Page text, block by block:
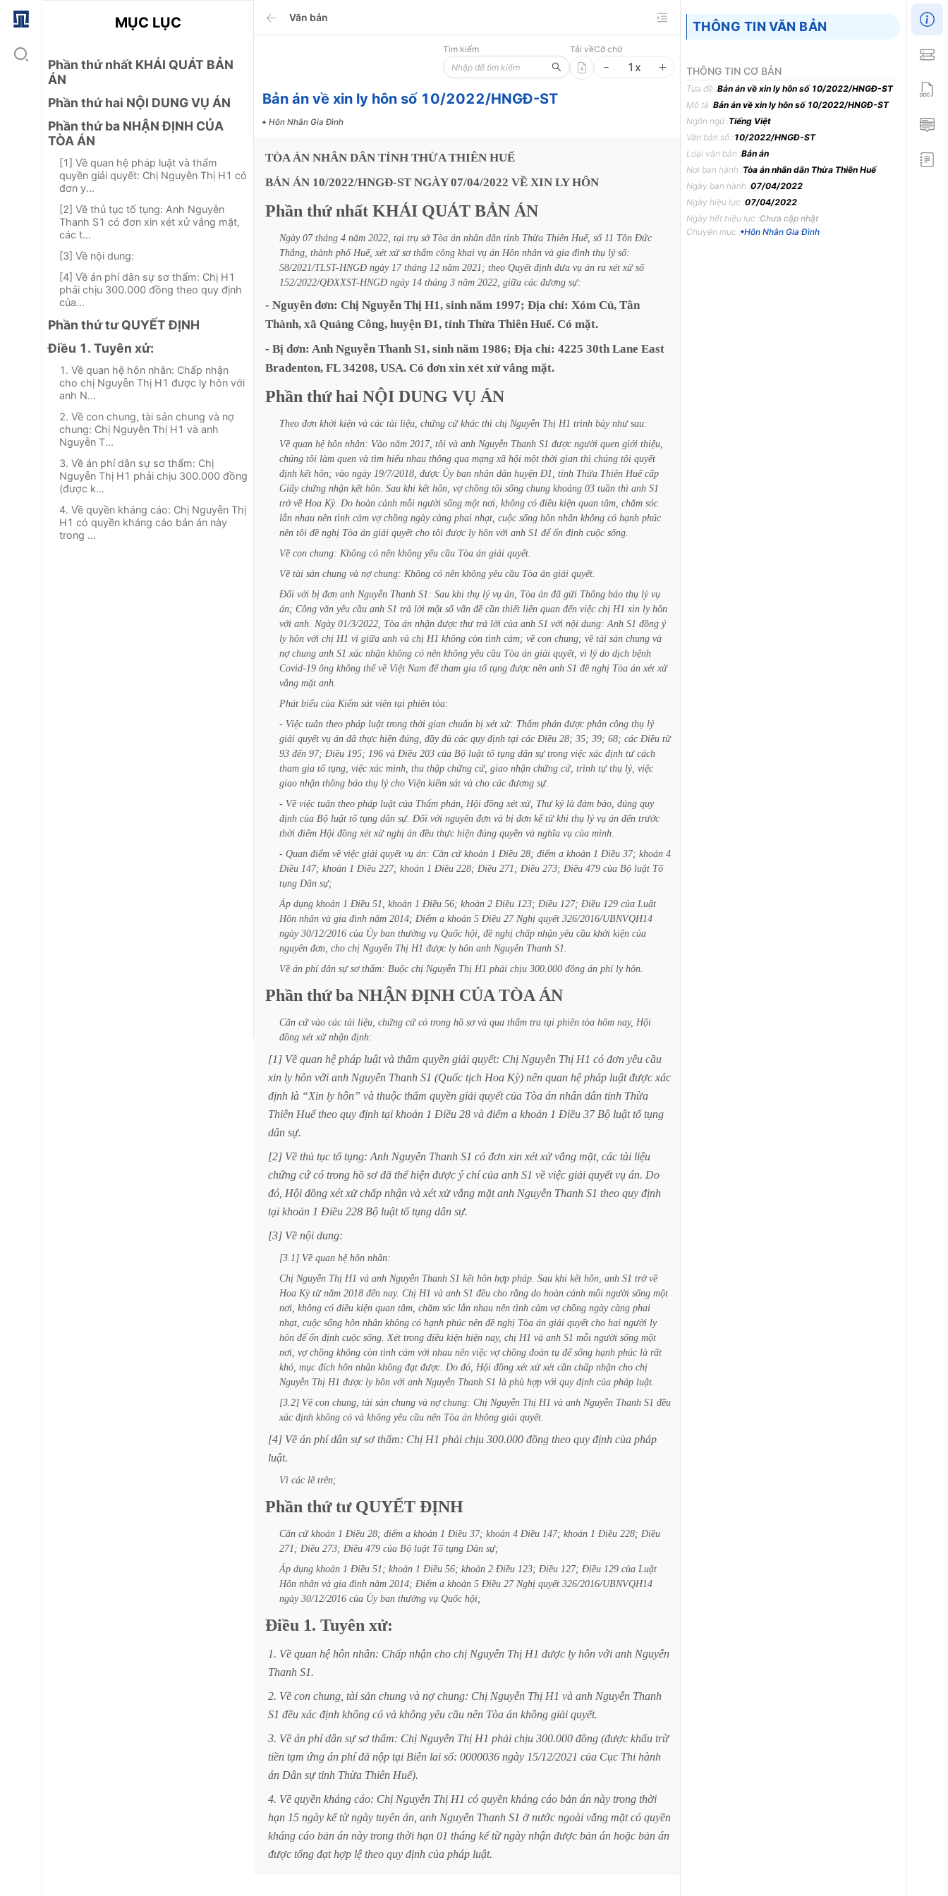
MỤC LỤC
Phần thứ nhất KHÁI QUÁT BẢN
ÁN
Phần thứ hai NỘI DUNG VỤ ÁN
Phần thứ ba NHẬN ĐỊNH CỦA
TÒA ÁN
[1] Về quan hệ pháp luật và thẩm
quyền giải quyết: Chị Nguyễn Thị H1 có
đơn y...
[2] Về thủ tục tố tụng: Anh Nguyễn
Thanh S1 có đơn xin xét xử vắng mặt,
các t...
[3] Về nội dung:
[4] Về án phí dân sự sơ thẩm: Chị H1
phải chịu 300.000 đồng theo quy định
của...
Phần thứ tư QUYẾT ĐỊNH
Điều 1. Tuyên xử:
1. Về quan hệ hôn nhân: Chấp nhận
cho chị Nguyễn Thị H1 được ly hôn với
anh N...
2. Về con chung, tài sản chung và nợ
chung: Chị Nguyễn Thị H1 và anh
Nguyễn T...
3. Về án phí dân sự sơ thẩm: Chị
Nguyễn Thị H1 phải chịu 300.000 đồng
(được k...
4. Về quyền kháng cáo: Chị Nguyễn Thị
H1 có quyền kháng cáo bản án này
trong ...
Văn bản
Tìm kiếm Tải vềCỡ chữ
1 x
Bản án về xin ly hôn số 10/2022/HNGĐ-ST
Hôn Nhân Gia Đình
TÒA ÁN NHÂN DÂN TỈNH THỪA THIÊN HUẾ
BẢN ÁN 10/2022/HNGĐ-ST NGÀY 07/04/2022 VỀ XIN LY HÔN
Phần thứ nhất KHÁI QUÁT BẢN ÁN
Ngày 07 tháng 4 năm 2022, tại trụ sở Tòa án nhân dân tỉnh Thừa Thiên Huế, số 11 Tôn Đức
Thắng, thành phố Huế, xét xử sơ thẩm công khai vụ án Hôn nhân và gia đình thụ lý số:
58/2021/TLST-HNGĐ ngày 17 tháng 12 năm 2021; theo Quyết định đưa vụ án ra xét xử số
152/2022/QĐXXST-HNGĐ ngày 14 tháng 3 năm 2022, giữa các đương sự:
- Nguyên đơn: Chị Nguyễn Thị H1, sinh năm 1997; Địa chỉ: Xóm Củ, Tân
Thành, xã Quảng Công, huyện Đ1, tỉnh Thừa Thiên Huế. Có mặt.
- Bị đơn: Anh Nguyễn Thanh S1, sinh năm 1986; Địa chỉ: 4225 30th Lane East
Bradenton, FL 34208, USA. Có đơn xin xét xử vắng mặt.
Phần thứ hai NỘI DUNG VỤ ÁN
Theo đơn khởi kiện và các tài liệu, chứng cứ khác thì chị Nguyễn Thị H1 trình bày như sau:
Về quan hệ hôn nhân: Vào năm 2017, tôi và anh Nguyễn Thanh S1 được người quen giới thiệu,
chúng tôi làm quen và tìm hiểu nhau thông qua mạng xã hội một thời gian thì chúng tôi quyết
định kết hôn; vào ngày 19/7/2018, được Ủy ban nhân dân huyện Đ1, tỉnh Thừa Thiên Huế cấp
Giấy chứng nhận kết hôn. Sau khi kết hôn, vợ chồng tôi sống chung khoảng 03 tuần thì anh S1
trở về Hoa Kỳ. Do hoàn cảnh mỗi người sống một nơi, không có điều kiện quan tâm, chăm sóc
lẫn nhau nên tình cảm vợ chồng ngày càng phai nhạt, cuộc sống hôn nhân không có hạnh phúc
nên tôi đề nghị Tòa án giải quyết cho tôi được ly hôn với anh S1 để ổn định cuộc sống.
Về con chung: Không có nên không yêu cầu Tòa án giải quyết.
Về tài sản chung và nợ chung: Không có nên không yêu cầu Tòa án giải quyết.
Đối với bị đơn anh Nguyễn Thanh S1: Sau khi thụ lý vụ án, Tòa án đã gửi Thông báo thụ lý vụ
án; Công văn yêu cầu anh S1 trả lời một số vấn đề cần thiết liên quan đến việc chị H1 xin ly hôn
với anh. Ngày 01/3/2022, Tòa án nhận được thư trả lời của anh S1 với nội dung: Anh S1 đồng ý
ly hôn với chị H1 vì giữa anh và chị H1 không còn tình cảm; về con chung; về tài sản chung và
nợ chung anh S1 xác nhận không có nên không yêu cầu Tòa án giải quyết, vì lý do dịch bệnh
Covid-19 ông không thể về Việt Nam để tham gia tố tụng được nên anh S1 đề nghị Tòa án xét xử
vắng mặt anh.
Phát biểu của Kiểm sát viên tại phiên tòa:
- Việc tuân theo pháp luật trong thời gian chuẩn bị xét xử: Thẩm phán được phân công thụ lý
giải quyết vụ án đã thực hiện đúng, đầy đủ các quy định tại các Điều 28; 35; 39; 68; các Điều từ
93 đến 97; Điều 195; 196 và Điều 203 của Bộ luật tố tụng dân sự trong việc xác định tư cách
tham gia tố tụng, việc xác minh, thu thập chứng cứ, giao nhận chứng cứ, trình tự thụ lý, việc
giao nhận thông báo thụ lý cho Viện kiểm sát và cho các đương sự.
- Về việc tuân theo pháp luật của Thẩm phán, Hội đồng xét xử, Thư ký là đảm bảo, đúng quy
định của Bộ luật tố tụng dân sự. Đối với nguyên đơn và bị đơn kể từ khi thụ lý vụ án đến trước
thời điểm Hội đồng xét xử nghị án đều thực hiện đúng quyền và nghĩa vụ của mình.
- Quan điểm về việc giải quyết vụ án: Căn cứ khoản 1 Điều 28; điểm a khoản 1 Điều 37; khoản 4
Điều 147; khoản 1 Điều 227; khoản 1 Điều 228; Điều 271; Điều 273; Điều 479 của Bộ luật Tố
tụng Dân sự;
Áp dụng khoản 1 Điều 51, khoản 1 Điều 56; khoản 2 Điều 123; Điều 127; Điều 129 của Luật
Hôn nhân và gia đình năm 2014; Điểm a khoản 5 Điều 27 Nghị quyết 326/2016/UBNVQH14
ngày 30/12/2016 của Ủy ban thường vụ Quốc hội, đề nghị chấp nhận yêu cầu khởi kiện của
nguyên đơn, cho chị Nguyễn Thị H1 được ly hôn anh Nguyễn Thanh S1.
Về án phí dân sự sơ thẩm: Buộc chị Nguyễn Thị H1 phải chịu 300.000 đồng án phí ly hôn.
Phần thứ ba NHẬN ĐỊNH CỦA TÒA ÁN
Căn cứ vào các tài liệu, chứng cứ có trong hồ sơ và qua thẩm tra tại phiên tòa hôm nay, Hội
đồng xét xử nhận định:
[1] Về quan hệ pháp luật và thẩm quyền giải quyết: Chị Nguyễn Thị H1 có đơn yêu cầu
xin ly hôn với anh Nguyễn Thanh S1 (Quốc tịch Hoa Kỳ) nên quan hệ pháp luật được xác
định là “Xin ly hôn” và thuộc thẩm quyền giải quyết của Tòa án nhân dân tỉnh Thừa
Thiên Huế theo quy định tại khoản 1 Điều 28 và điểm a khoản 1 Điều 37 Bộ luật tố tụng
dân sự.
[2] Về thủ tục tố tụng: Anh Nguyễn Thanh S1 có đơn xin xét xử vắng mặt, các tài liệu
chứng cứ có trong hồ sơ đã thể hiện được ý chí của anh S1 về việc giải quyết vụ án. Do
đó, Hội đồng xét xử chấp nhận và xét xử vắng mặt anh Nguyễn Thanh S1 theo quy định
tại khoản 1 Điều 228 Bộ luật tố tụng dân sự.
[3] Về nội dung:
[3.1] Về quan hệ hôn nhân:
Chị Nguyễn Thị H1 và anh Nguyễn Thanh S1 kết hôn hợp pháp. Sau khi kết hôn, anh S1 trở về
Hoa Kỳ từ năm 2018 đến nay. Chị H1 và anh S1 đều cho rằng do hoàn cảnh mỗi người sống một
nơi, không có điều kiện quan tâm, chăm sóc lẫn nhau nên tình cảm vợ chồng ngày càng phai
nhạt, cuộc sống hôn nhân không có hạnh phúc nên đề nghị Tòa án giải quyết cho hai người ly
hôn để ổn định cuộc sống. Xét trong điều kiện hiện nay, chị H1 và anh S1 mỗi người sống một
nơi, vợ chồng không còn tình cảm với nhau nên việc vợ chồng đoàn tụ để sống hạnh phúc là rất
khó, mục đích hôn nhân không đạt được. Do đó, Hội đồng xét xử xét cần chấp nhận cho chị
Nguyễn Thị H1 được ly hôn với anh Nguyễn Thanh S1 là phù hợp với quy định của pháp luật.
[3.2] Về con chung, tài sản chung và nợ chung: Chị Nguyễn Thị H1 và anh Nguyễn Thanh S1 đều
xác định không có và không yêu cầu nên Tòa án không giải quyết.
[4] Về án phí dân sự sơ thẩm: Chị H1 phải chịu 300.000 đồng theo quy định của pháp
luật.
Vì các lẽ trên;
Phần thứ tư QUYẾT ĐỊNH
Căn cứ khoản 1 Điều 28; điểm a khoản 1 Điều 37; khoản 4 Điều 147; khoản 1 Điều 228; Điều
271; Điều 273; Điều 479 của Bộ luật Tố tụng Dân sự;
Áp dụng khoản 1 Điều 51; khoản 1 Điều 56; khoản 2 Điều 123; Điều 127; Điều 129 của Luật
Hôn nhân và gia đình năm 2014; Điểm a khoản 5 Điều 27 Nghị quyết 326/2016/UBNVQH14
ngày 30/12/2016 của Ủy ban thường vụ Quốc hội;
Điều 1. Tuyên xử:
1. Về quan hệ hôn nhân: Chấp nhận cho chị Nguyễn Thị H1 được ly hôn với anh Nguyễn
Thanh S1.
2. Về con chung, tài sản chung và nợ chung: Chị Nguyễn Thị H1 và anh Nguyễn Thanh
S1 đều xác định không có và không yêu cầu nên Tòa án không giải quyết.
3. Về án phí dân sự sơ thẩm: Chị Nguyễn Thị H1 phải chịu 300.000 đồng (được khấu trừ
tiền tạm ứng án phí đã nộp tại Biên lai số: 0000036 ngày 15/12/2021 của Cục Thi hành
án Dân sự tỉnh Thừa Thiên Huế).
4. Về quyền kháng cáo: Chị Nguyễn Thị H1 có quyền kháng cáo bản án này trong thời
hạn 15 ngày kể từ ngày tuyên án, anh Nguyễn Thanh S1 ở nước ngoài vắng mặt có quyền
kháng cáo bản án này trong thời hạn 01 tháng kể từ ngày nhận được bản án hoặc bản án
được tống đạt hợp lệ theo quy định của pháp luật.
THÔNG TIN VĂN BẢN
THÔNG TIN CƠ BẢN
Tựa đề :Bản án về xin ly hôn số 10/2022/HNGĐ-ST
Mô tả :Bản án về xin ly hôn số 10/2022/HNGĐ-ST
Ngôn ngữ :Tiếng Việt
Văn bản số :10/2022/HNGĐ-ST
Loại văn bản :Bản án
Nơi ban hành :Tòa án nhân dân Thừa Thiên Huế
Ngày ban hành :07/04/2022
Ngày hiệu lực :07/04/2022
Ngày hết hiệu lực :Chưa cập nhật
Chuyên mục : Hôn Nhân Gia Đình